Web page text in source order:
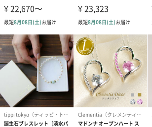
（2,390円）
（1,760円）
紅茶・コーヒー・スイーツ
紅茶・コーヒー・スイーツを同梱してお届け
への＋αにおすすめです。